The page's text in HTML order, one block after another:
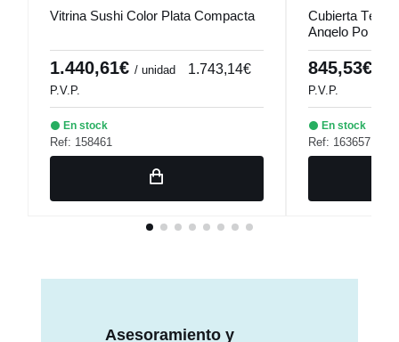
Vitrina Sushi Color Plata Compacta
1.440,61€ / unidad 1.743,14€
P.V.P.
En stock
Ref: 158461
Cubierta
Angelo Po
845,53€
P.V.P.
En stock
Ref: 163657
Asesoramiento y